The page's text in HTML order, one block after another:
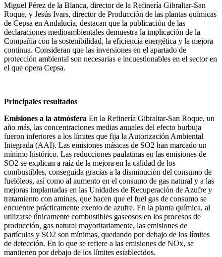
Miguel Pérez de la Blanca, director de la Refinería Gibraltar-San
Roque, y Jesús Ivars, director de Producción de las plantas químicas
de Cepsa en Andalucía, destacan que la publicación de las
declaraciones medioambientales demuestra la implicación de la
Compañía con la sostenibilidad, la eficiencia energética y la mejora
continua. Consideran que las inversiones en el apartado de
protección ambiental son necesarias e incuestionables en el sector en
el que opera Cepsa.
Principales resultados
Emisiones a la atmósfera En la Refinería Gibraltar-San Roque, un
año más, las concentraciones medias anuales del efecto burbuja
fueron inferiores a los límites que fija la Autorización Ambiental
Integrada (AAI). Las emisiones másicas de SO2 han marcado un
mínimo histórico. Las reducciones paulatinas en las emisiones de
SO2 se explican a raíz de la mejora en la calidad de los
combustibles, conseguida gracias a la disminución del consumo de
fuelóleos, así como al aumento en el consumo de gas natural y a las
mejoras implantadas en las Unidades de Recuperación de Azufre y
tratamiento con aminas, que hacen que el fuel gas de consumo se
encuentre prácticamente exento de azufre. En la planta química, al
utilizarse únicamente combustibles gaseosos en los procesos de
producción, gas natural mayoritariamente, las emisiones de
partículas y SO2 son mínimas, quedando por debajo de los límites
de detección. En lo que se refiere a las emisiones de NOx, se
mantienen por debajo de los límites establecidos.